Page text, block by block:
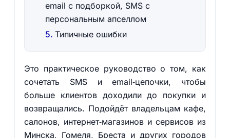
email с подборкой, SMS с
персональным апселлом
Типичные ошибки
Это практическое руководство о том, как
сочетать SMS и email‑цепочки, чтобы
больше клиентов доходили до покупки и
возвращались. Подойдёт владельцам кафе,
салонов, интернет‑магазинов и сервисов из
Минска, Гомеля, Бреста и других городов